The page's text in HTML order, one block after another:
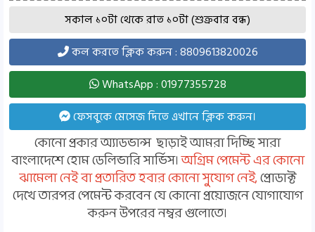
সকাল ১০টা থেকে রাত ১০টা (শুক্রবার বন্ধ)
কল করতে ক্লিক করুন : 8809613820026
WhatsApp : 01977355728
ফেসবুকে মেসেজ দিতে এখানে ক্লিক করুন।
কোনো প্রকার অ্যাডভান্স ছাড়াই আমরা দিচ্ছি সারা
বাংলাদেশে হোম ডেলিভারি সার্ভিস।অগ্রিম পেমেন্ট এর কোনো
ঝামেলা নেই বা প্রতারিত হবার কোনো সুযোগ নেই,প্রোডাক্ট
দেখে তারপর পেমেন্ট করবেন যে কোনো প্রয়োজনে যোগাযোগ
করুন উপরের নম্বর গুলোতে।